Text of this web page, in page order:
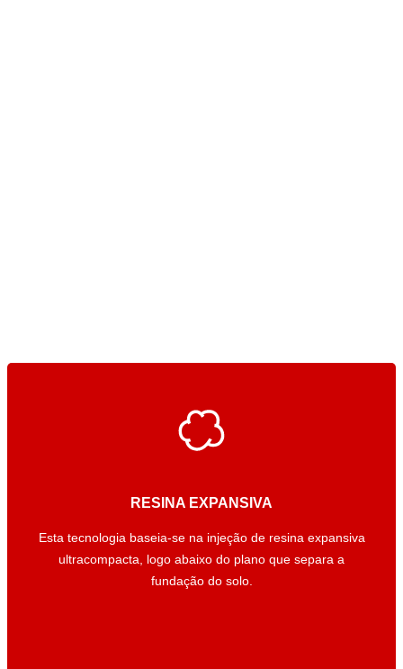
RESINA EXPANSIVA
Esta tecnologia baseia-se na injeção de resina expansiva
ultracompacta, logo abaixo do plano que separa a
fundação do solo.
RESINA EXPANSIVA
Esta tecnologia baseia-se na injeção de resina expansiva
ultracompacta, logo abaixo do plano que separa a
fundação do solo.